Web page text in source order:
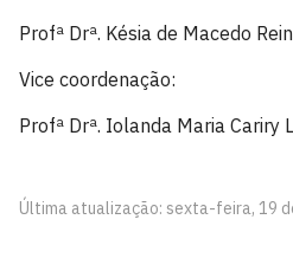
Profª Drª. Késia de Macedo
Vice coordenação:
Profª Drª. Iolanda Maria Cariry
Última atualização: sexta-feira, 19